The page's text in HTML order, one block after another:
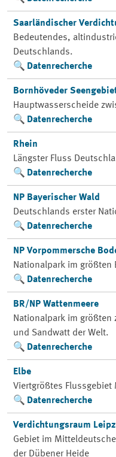
Saarländischer
Bedeutendes,
Deutschlands.
Datenrecherche
Bornhöveder
Hauptwasserscheide
Datenrecherche
Rhein
Längster Fluss
Datenrecherche
NP Bayerischer Wald
Deutschlands erster
Datenrecherche
NP Vorpommersche
Nationalpark im größten
Datenrecherche
BR/NP Wattenmeere
Nationalpark im größten
und Sandwatt der Welt.
Datenrecherche
Elbe
Viertgrößtes Flussgebiet
Datenrecherche
Verdichtungsraum
Gebiet im
der Dübener Heide